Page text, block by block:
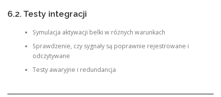
6.2. Testy integracji
Symulacja aktywacji belki w różnych warunkach
Sprawdzenie, czy sygnały są poprawnie rejestrowane i
odczytywane
Testy awaryjne i redundancja